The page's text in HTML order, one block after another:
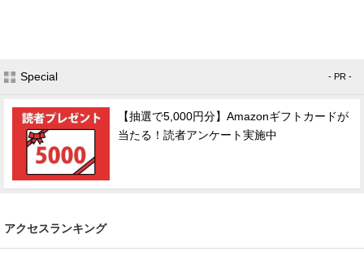
Special - PR -
【抽選で5,000円分】Amazonギフトカードが
当たる！読者アンケート実施中
アクセスランキング